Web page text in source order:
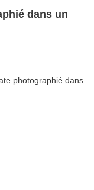
dans un